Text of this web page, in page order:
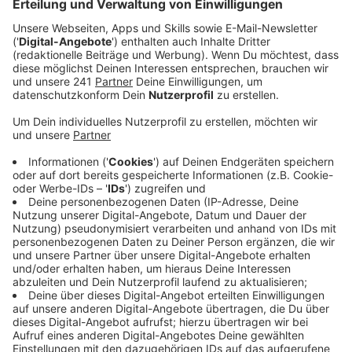
Auszug aus der neuen Folge seines Podcasts
ATZE - Wat ne Woche - "Buffet"